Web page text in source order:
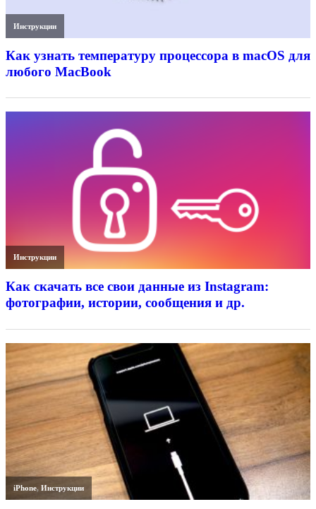
Инструкции
Как узнать температуру процессора в macOS для
любого MacBook
Инструкции
Как скачать все свои данные из Instagram:
фотографии, истории, сообщения и др.
iPhone,Инструкции